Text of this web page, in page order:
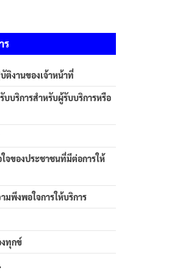
ร
ติงานของเจ้าหน้าที่
บริการสำหรับผู้รับบริการหรือ
จของประชาชนที่มีต่อการให้
มพึงพอใจการให้บริการ
งทุกข์